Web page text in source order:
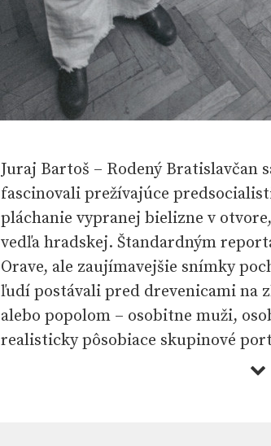
Juraj Bartoš – Rodený Bratislavčan
fascinovali prežívajúce
pláchanie vypranej bielizne v
vedľa hradskej. Štandardným
Orave, ale zaujímavejšie snímky
ľudí postávali pred drevenicami na
alebo popolom – osobitne muži,
realisticky pôsobiace skupinové